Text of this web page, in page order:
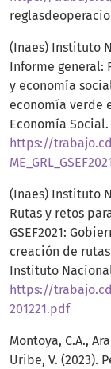
(Inaes) Instituto
Informe general:
y economía
economía verde
Economía Social.
https://
(Inaes) Instituto
Rutas y retos
GSEF2021:
creación de
Instituto
https://
201221.pdf
Montoya, C.A.,
Uribe, V. (2023).